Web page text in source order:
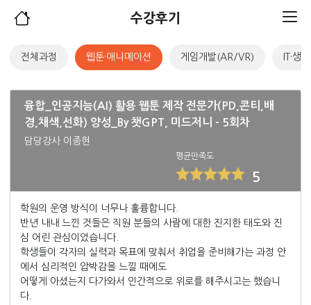
수강후기
전체과정 웹툰·애니메이션 게임개발(AR/VR) IT·생
융합_인공지능(AI) 활용 웹툰 제작 전문가(PD,콘티,배
경,채색,선화) 양성_By 챗GPT, 미드저니 - 5회차
담당강사 이종현
평균만족도
5
학원의 운영 방식이 너무나 훌륭합니다.
반년 내내 느낀 것들은 직원 분들의 사람에 대한 진지한 태도와 진
심 어린 관심이었습니다.
학생들이 각자의 실력과 목표에 맞춰서 취업을 준비해가는 과정 안
에서 심리적인 압박감을 느낄 때에도
어떻게 아셨는지 다가와서 인간적으로 위로를 해주시고는 했습니
다.